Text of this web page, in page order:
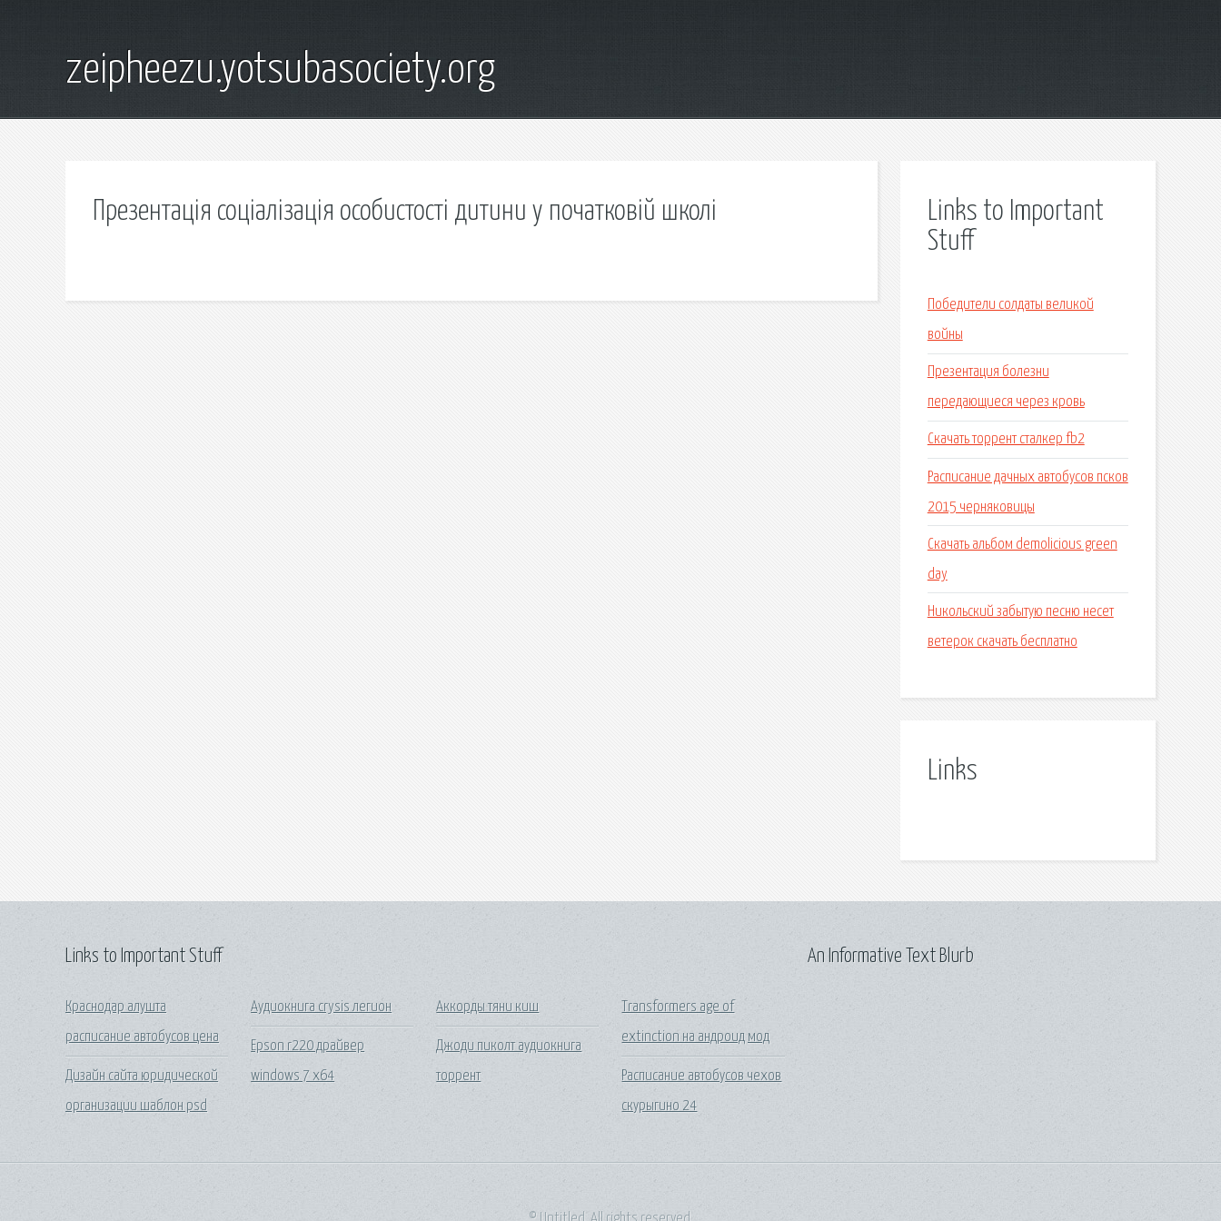
zeipheezu.yotsubasociety.org
Презентація соціалізація особистості дитини у початковій школі
Links to Important
Stuff
Победители солдаты великой
войны
Презентация болезни
передающиеся через кровь
Скачать торрент сталкер fb2
Расписание дачных автобусов псков
2015 черняковицы
Скачать альбом demolicious green
day
Никольский забытую песню несет
ветерок скачать бесплатно
Links
Links to Important Stuff
Краснодар алушта
расписание автобусов цена
Дизайн сайта юридической
организации шаблон psd
Аудиокнига crysis легион
Epson r220 драйвер
windows 7 x64
Аккорды тяни киш
Джоди пиколт аудиокнига
торрент
Transformers age of
extinction на андроид мод
Расписание автобусов чехов
скурыгино 24
An Informative Text Blurb